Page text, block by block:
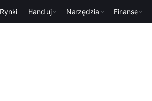
Rynki Handluj Narzędzia Finanse